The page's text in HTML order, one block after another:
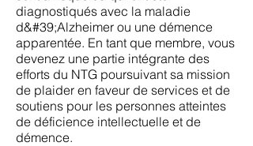
diagnostiqués avec la maladie
d&#39;Alzheimer ou une démence
apparentée. En tant que membre, vous
devenez une partie intégrante des
efforts du NTG poursuivant sa mission
de plaider en faveur de services et de
soutiens pour les personnes atteintes
de déficience intellectuelle et de
démence.